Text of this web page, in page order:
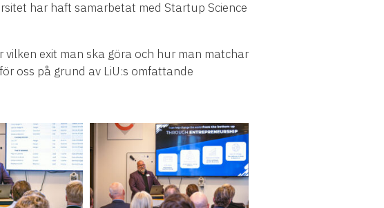
har haft samarbetat med Startup Science
exit man ska göra och hur man matchar
oss på grund av LiU:s omfattande